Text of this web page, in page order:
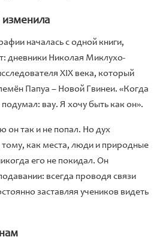
изменила
началась с одной книги,
дневники Николая Миклухо-
XIX века, который
Папуа – Новой Гвинеи. «Когда
подумал: вау. Я хочу быть как он».
он так и не попал. Но дух
как места, люди и природные
его не покидал. Он
всегда проводя связи
заставляя учеников видеть